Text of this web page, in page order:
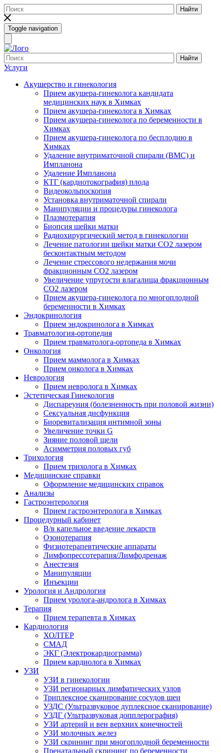
Найти
Toggle navigation
Найти
Услуги
Акушерство и гинекология
Прием акушера-гинеколога кандидата
медицинских наук в Химках
Прием акушера-гинеколога в Химках
Прием акушера-гинеколога по беременности в
Химках
Прием акушера-гинеколога по бесплодию в
Химках
Удаление внутриматочной спирали (ВМС) и
Импланона
Удаление Импланона
КТГ (кардиотокография) плода
Видеокольпоскопия
Установка внутриматочной спирали
Манипуляции и процедуры гинеколога
Плазмотерапия
Биопсия шейки матки
Радиохирургический метод в гинекологии
Лечение патологии шейки матки CO2 лазером
бесконтактным методом
Лечение стрессового недержания мочи
фракционным CO2 лазером
Увеличение упругости влагалища фракционным
CO2 лазером
Прием акушера-гинеколога по многоплодной
беременности в Химках
Эндокринология
Прием эндокринолога в Химках
Травматология-ортопедия
Прием травматолога-ортопеда в Химках
Онкология
Прием маммолога в Химках
Прием онколога в Химках
Неврология
Прием невролога в Химках
Эстетическая Гинекология
Диспареуния (болезненность при половой жизни)
Сексуальная дисфункция
Биоревитализация интимной зоны
Увеличение точки G
Зияние половой щели
Асимметрия половых губ
Трихология
Прием трихолога в Химках
Медицинские справки
Оформление медицинских справок
Анализы
Гастроэнтерология
Прием гастроэнтеролога в Химках
Процедурный кабинет
В/в капельное введение лекарств
Озонотерапия
Физиотерапевтические аппараты
Лимфопрессотерапия/Лимфодренаж
Анестезия
Манипуляции
Инъекции
Урология и Андрология
Прием уролога-андролога в Химках
Терапия
Прием терапевта в Химках
Кардиология
ХОЛТЕР
СМАД
ЭКГ (Электрокардиограмма)
Прием кардиолога в Химках
УЗИ
УЗИ в гинекологии
УЗИ регионарных лимфатических узлов
Триплексное сканирование сосудов шеи
УЗДС (Ультразвуковое дуплексное сканирование)
УЗДГ (Ультразвуковая допплерография)
УЗИ артерий и вен верхних конечностей
УЗИ молочных желез
УЗИ скрининг при многоплодной беременности
Пренатальный скрининг по беременности